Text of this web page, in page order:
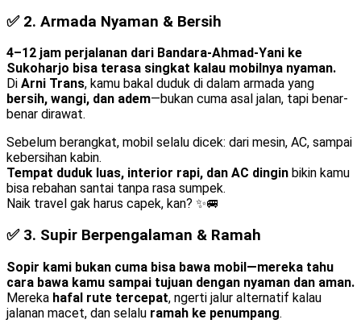
✅ 2. Armada Nyaman & Bersih
4–12 jam perjalanan dari Bandara-Ahmad-Yani ke
Sukoharjo bisa terasa singkat kalau mobilnya nyaman.
Di Arni Trans, kamu bakal duduk di dalam armada yang
bersih, wangi, dan adem—bukan cuma asal jalan, tapi benar-
benar dirawat.
Sebelum berangkat, mobil selalu dicek: dari mesin, AC, sampai
kebersihan kabin.
Tempat duduk luas, interior rapi, dan AC dingin bikin kamu
bisa rebahan santai tanpa rasa sumpek.
Naik travel gak harus capek, kan? ✨🚐
✅ 3. Supir Berpengalaman & Ramah
Sopir kami bukan cuma bisa bawa mobil—mereka tahu
cara bawa kamu sampai tujuan dengan nyaman dan aman.
Mereka hafal rute tercepat, ngerti jalur alternatif kalau
jalanan macet, dan selalu ramah ke penumpang.